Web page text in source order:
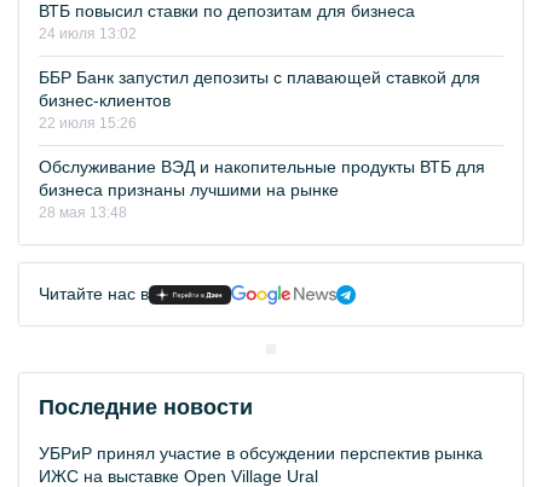
ВТБ повысил ставки по депозитам для бизнеса
24 июля 13:02
ББР Банк запустил депозиты с плавающей ставкой для
бизнес-клиентов
22 июля 15:26
Обслуживание ВЭД и накопительные продукты ВТБ для
бизнеса признаны лучшими на рынке
28 мая 13:48
Читайте нас в
Последние новости
УБРиР принял участие в обсуждении перспектив рынка
ИЖС на выставке Open Village Ural